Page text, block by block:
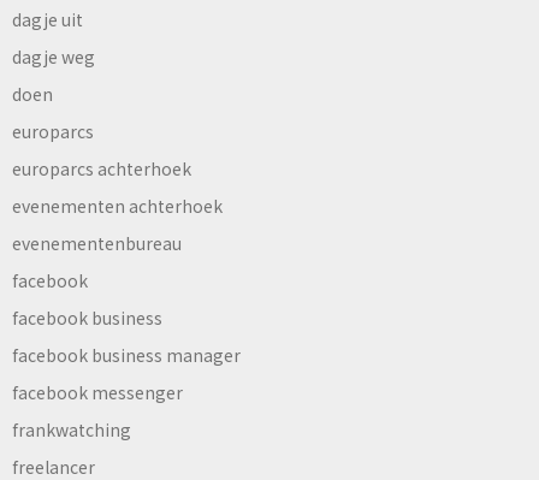
dagje uit
dagje weg
doen
europarcs
europarcs achterhoek
evenementen achterhoek
evenementenbureau
facebook
facebook business
facebook business manager
facebook messenger
frankwatching
freelancer